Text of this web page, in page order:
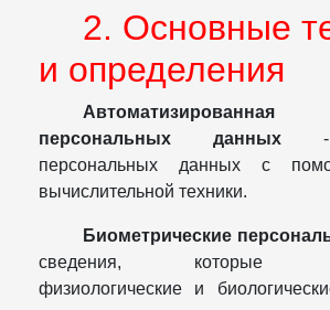
2. Основные
и определения
персональных данных -
персональных данных с
вычислительной техники.
Биометрические
сведения, которые
физиологические и